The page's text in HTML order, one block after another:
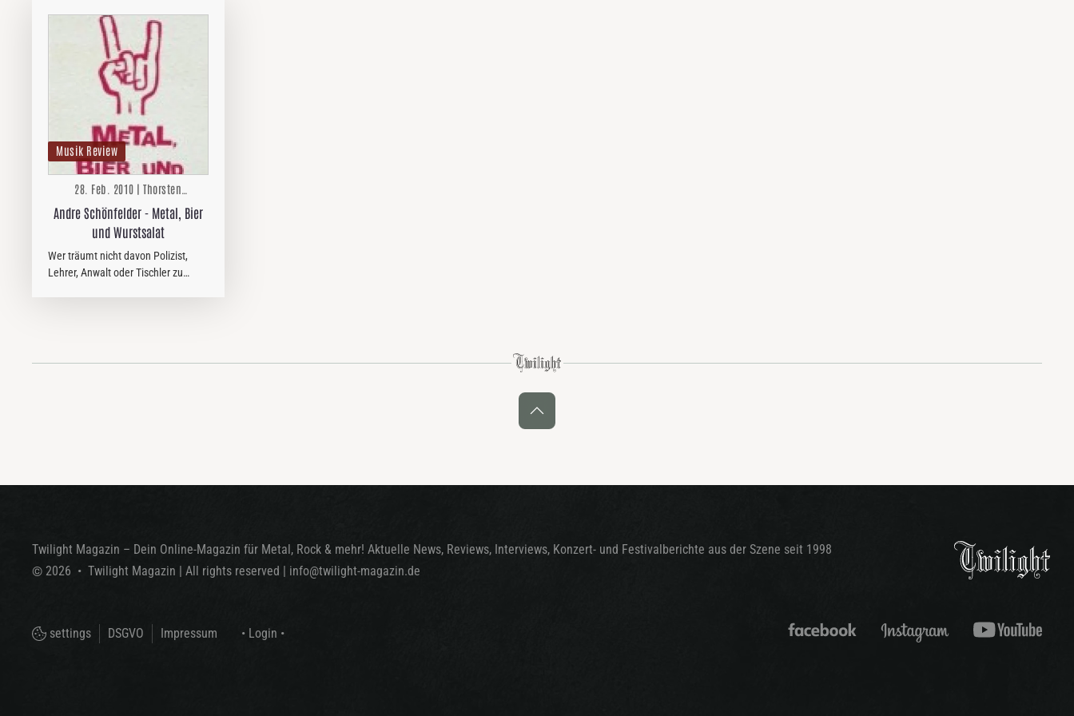
Musik Review
28. Feb. 2010 | Thorsten
Zwingelberg
Andre Schönfelder - Metal, Bier
und Wurstsalat
Wer träumt nicht davon Polizist,
Lehrer, Anwalt oder Tischler zu
Twilight Magazin – Dein Online-Magazin für Metal, Rock & mehr! Aktuelle News, Reviews, Interviews, Konzert- und Festivalberichte aus der Szene seit 1998
© 2026 • Twilight Magazin | All rights reserved info@twilight-magazin.de
settings DSGVO Impressum • Login •